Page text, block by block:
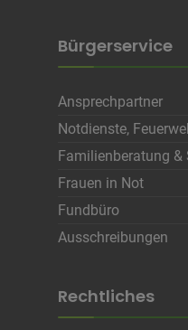
Bürgerservice
Ansprechpartner
Notdienste,
Familienberatung &
Frauen in Not
Fundbüro
Ausschreibungen
Rechtliches